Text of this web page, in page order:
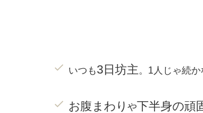
いつも3日坊主。1人じゃ続
お腹まわり や下半身の頑